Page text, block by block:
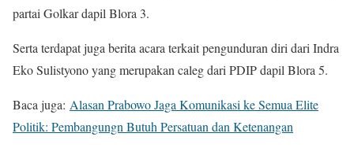
partai Golkar dapil Blora 3.
Serta terdapat juga berita acara terkait pengunduran diri dari Indra
Eko Sulistyono yang merupakan caleg dari PDIP dapil Blora 5.
Baca juga: Alasan Prabowo Jaga Komunikasi ke Semua Elite
Politik: Pembangungn Butuh Persatuan dan Ketenangan